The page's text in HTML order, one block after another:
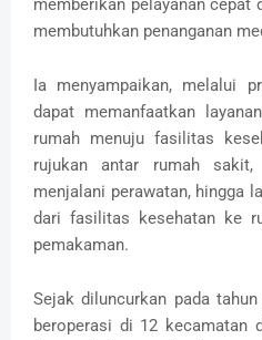
memberikan pelayanan cepat
membutuhkan penanganan
Ia menyampaikan, melalui
dapat memanfaatkan
rumah menuju fasilitas
rujukan antar rumah sakit,
menjalani perawatan, hingga
dari fasilitas kesehatan ke
pemakaman.
Sejak diluncurkan pada
beroperasi di 12 kecamatan